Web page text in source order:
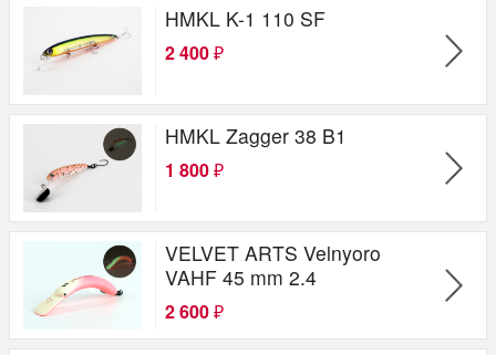
HMKL K-1 110 SF
2 400 ₽
HMKL Zagger 38 B1
1 800 ₽
VELVET ARTS Velnyoro
VAHF 45 mm 2.4
2 600 ₽